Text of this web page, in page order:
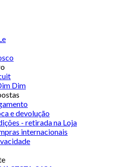
Dim
e devolução
- retirada na Loja
internacionais